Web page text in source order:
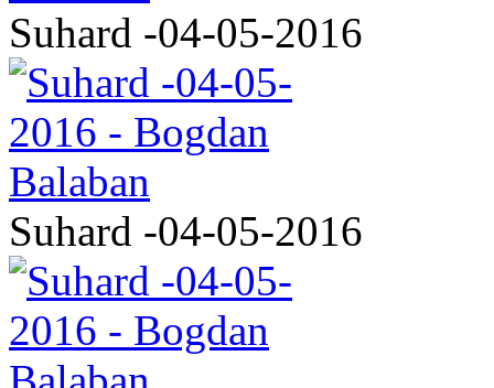
Suhard -04-05-2016
Suhard -04-05-2016